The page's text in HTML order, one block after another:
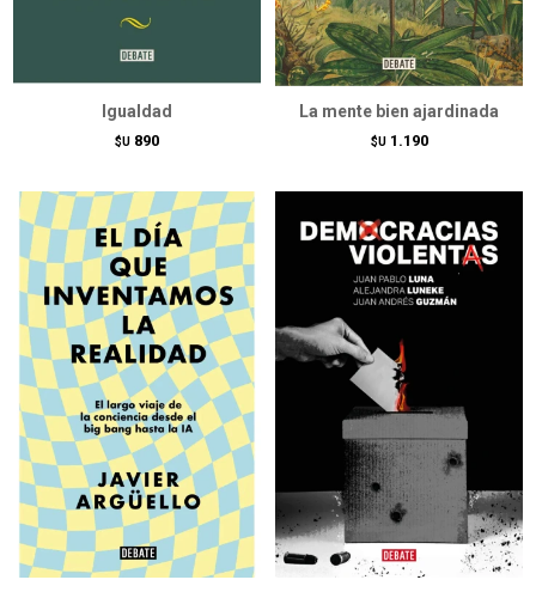
Igualdad
$U 890
La mente bien ajardinada
$U 1.190